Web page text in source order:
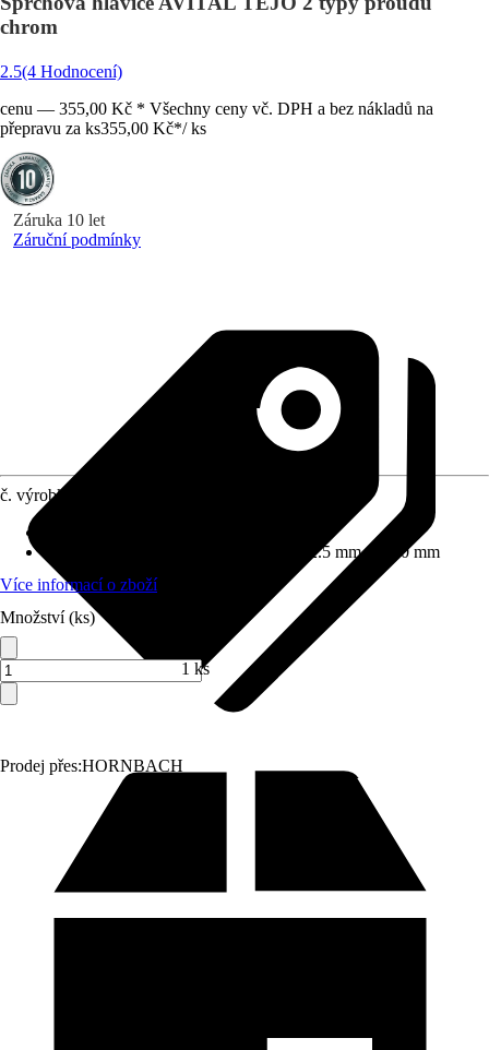
chrom
2.5(4 Hodnocení)
cenu — 355,00 Kč * Všechny ceny vč. DPH a bez nákladů na
přepravu za ks355,00 Kč*/ ks
Záruka 10 let
Záruční podmínky
Prodej přes:HORNBACH
č. výrobku
232.5 mm x 28.0 mm
Více informací o zboží
Množství (ks)
1 ks